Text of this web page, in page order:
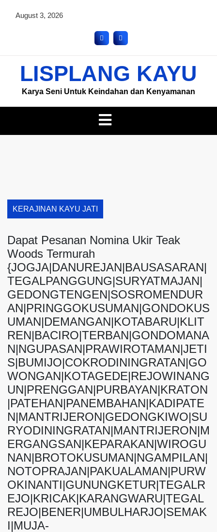
August 3, 2026
LISPLANG KAYU
Karya Seni Untuk Keindahan dan Kenyamanan
KERAJINAN KAYU JATI
Dapat Pesanan Nomina Ukir Teak
Woods Termurah
{JOGJA|DANUREJAN|BAUSASARAN|
TEGALPANGGUNG|SURYATMAJAN|
GEDONGTENGEN|SOSROMENDUR
AN|PRINGGOKUSUMAN|GONDOKUS
UMAN|DEMANGAN|KOTABARU|KLIT
REN|BACIRO|TERBAN|GONDOMANA
N|NGUPASAN|PRAWIROTAMAN|JETI
S|BUMIJO|COKRODININGRATAN|GO
WONGAN|KOTAGEDE|REJOWINANG
UN|PRENGGAN|PURBAYAN|KRATON
|PATEHAN|PANEMBAHAN|KADIPATE
N|MANTRIJERON|GEDONGKIWO|SU
RYODININGRATAN|MANTRIJERON|M
ERGANGSAN|KEPARAKAN|WIROGU
NAN|BROTOKUSUMAN|NGAMPILAN|
NOTOPRAJAN|PAKUALAMAN|PURW
OKINANTI|GUNUNGKETUR|TEGALR
EJO|KRICAK|KARANGWARU|TEGAL
REJO|BENER|UMBULHARJO|SEMAK
I|MUJA-